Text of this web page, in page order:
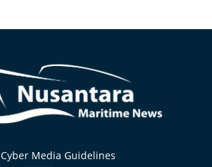
Cyber Media Guidelines